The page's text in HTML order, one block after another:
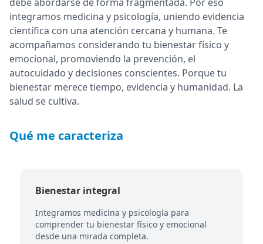
integramos medicina y psicología, uniendo evidencia
científica con una atención cercana y humana. Te
acompañamos considerando tu bienestar físico y
emocional, promoviendo la prevención, el
autocuidado y decisiones conscientes. Porque tu
bienestar merece tiempo, evidencia y humanidad. La
salud se cultiva.
Qué me caracteriza
Bienestar integral
Integramos medicina y psicología para
comprender tu bienestar físico y emocional
desde una mirada completa.